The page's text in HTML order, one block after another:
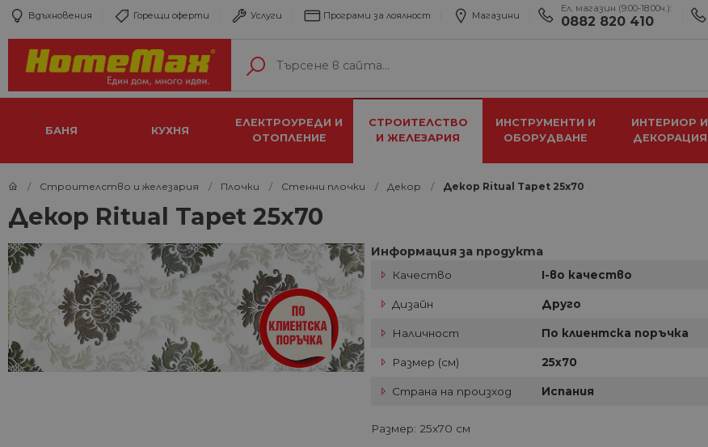
Вдъхновения Горещи оферти Услуги Програми за лоялност Магазини
Ел. магазин (9:00-18:00ч.):
0882 820 410
БАНЯ КУХНЯ
ЕЛЕКТРОУРЕДИ И
ОТОПЛЕНИЕ
СТРОИТЕЛСТВО
И ЖЕЛЕЗАРИЯ
ИНСТРУМЕНТИ И
ОБОРУДВАНЕ
ИНТЕРИОР И
ДЕКОРАЦИЯ
Строителство и железария Плочки Стенни плочки Декор Декор Ritual Tapet 25x70
Декор Ritual Tapet 25x70
Информация за продукта
Качество I-во качество
Дизайн Друго
Наличност По клиентска поръчка
Размер (см) 25х70
Страна на произход Испания
Размер: 25x70 см